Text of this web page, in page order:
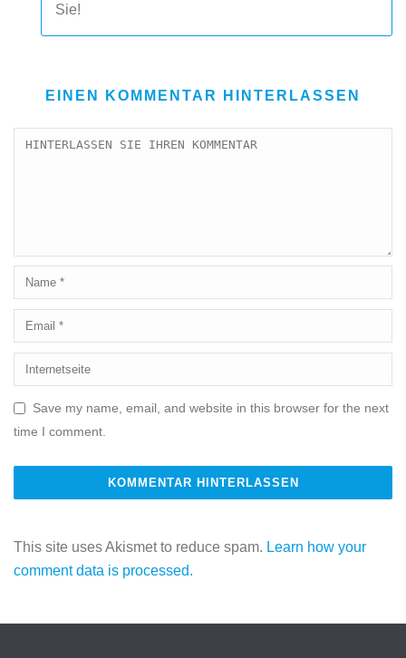
Sie!
EINEN KOMMENTAR HINTERLASSEN
Save my name, email, and website in this browser for the next
time I comment.
This site uses Akismet to reduce spam. Learn how your
comment data is processed.